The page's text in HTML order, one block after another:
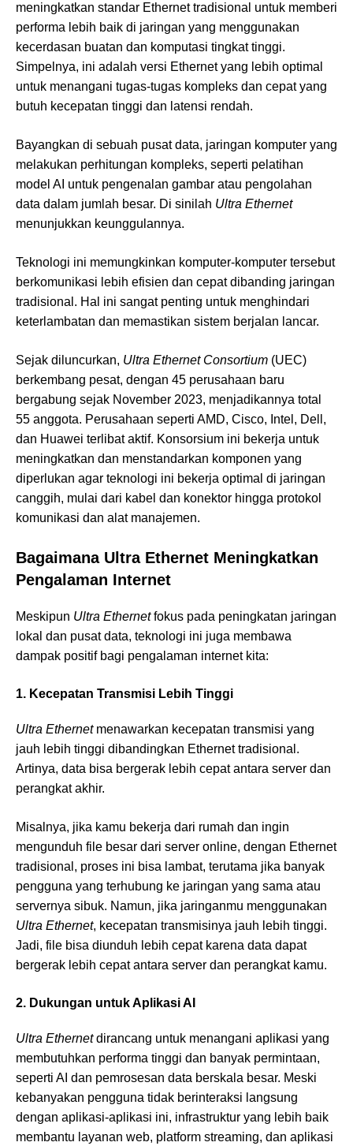
meningkatkan standar Ethernet tradisional untuk memberi
performa lebih baik di jaringan yang menggunakan
kecerdasan buatan dan komputasi tingkat tinggi.
Simpelnya, ini adalah versi Ethernet yang lebih optimal
untuk menangani tugas-tugas kompleks dan cepat yang
butuh kecepatan tinggi dan latensi rendah.
Bayangkan di sebuah pusat data, jaringan komputer yang
melakukan perhitungan kompleks, seperti pelatihan
model AI untuk pengenalan gambar atau pengolahan
data dalam jumlah besar. Di sinilah Ultra Ethernet
menunjukkan keunggulannya.
Teknologi ini memungkinkan komputer-komputer tersebut
berkomunikasi lebih efisien dan cepat dibanding jaringan
tradisional. Hal ini sangat penting untuk menghindari
keterlambatan dan memastikan sistem berjalan lancar.
Sejak diluncurkan, Ultra Ethernet Consortium (UEC)
berkembang pesat, dengan 45 perusahaan baru
bergabung sejak November 2023, menjadikannya total
55 anggota. Perusahaan seperti AMD, Cisco, Intel, Dell,
dan Huawei terlibat aktif. Konsorsium ini bekerja untuk
meningkatkan dan menstandarkan komponen yang
diperlukan agar teknologi ini bekerja optimal di jaringan
canggih, mulai dari kabel dan konektor hingga protokol
komunikasi dan alat manajemen.
Bagaimana Ultra Ethernet Meningkatkan
Pengalaman Internet
Meskipun Ultra Ethernetfokus pada peningkatan jaringan
lokal dan pusat data, teknologi ini juga membawa
dampak positif bagi pengalaman internet kita:
1. Kecepatan Transmisi Lebih Tinggi
Ultra Ethernetmenawarkan kecepatan transmisi yang
jauh lebih tinggi dibandingkan Ethernet tradisional.
Artinya, data bisa bergerak lebih cepat antara server dan
perangkat akhir.
Misalnya, jika kamu bekerja dari rumah dan ingin
mengunduh file besar dari server online, dengan Ethernet
tradisional, proses ini bisa lambat, terutama jika banyak
pengguna yang terhubung ke jaringan yang sama atau
servernya sibuk. Namun, jika jaringanmu menggunakan
Ultra Ethernet, kecepatan transmisinya jauh lebih tinggi.
Jadi, file bisa diunduh lebih cepat karena data dapat
bergerak lebih cepat antara server dan perangkat kamu.
2. Dukungan untuk Aplikasi AI
Ultra Ethernetdirancang untuk menangani aplikasi yang
membutuhkan performa tinggi dan banyak permintaan,
seperti AI dan pemrosesan data berskala besar. Meski
kebanyakan pengguna tidak berinteraksi langsung
dengan aplikasi-aplikasi ini, infrastruktur yang lebih baik
membantu layanan web, platform streaming, dan aplikasi